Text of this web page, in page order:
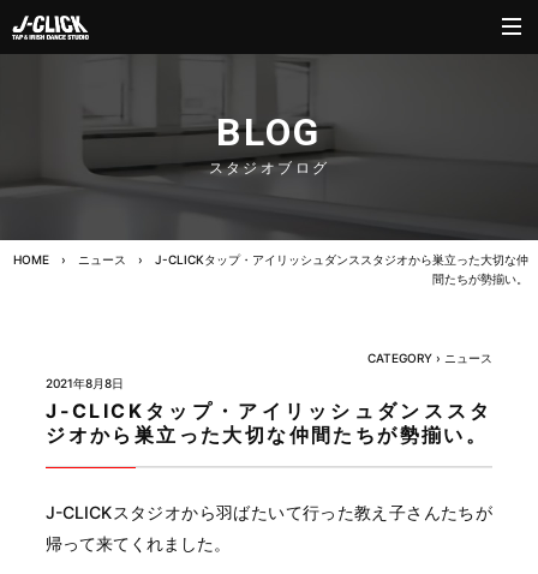
BLOG
スタジオブログ
HOME › ニュース › J-CLICKタップ・アイリッシュダンススタジオから巣立った大切な仲
間たちが勢揃い。
CATEGORY › ニュース
2021年8月8日
J-CLICKタップ・アイリッシュダンススタ
ジオから巣立った大切な仲間たちが勢揃い。
J-CLICKスタジオから羽ばたいて行った教え子さんたちが
帰って来てくれました。